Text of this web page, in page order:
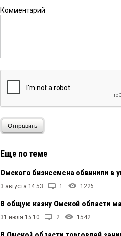
Комментарий
Отправить
Еще по теме
Омского бизнесмена обвинили в
3 августа 14:53 1 1226
В общую казну Омской области
31 июля 15:10 2 1542